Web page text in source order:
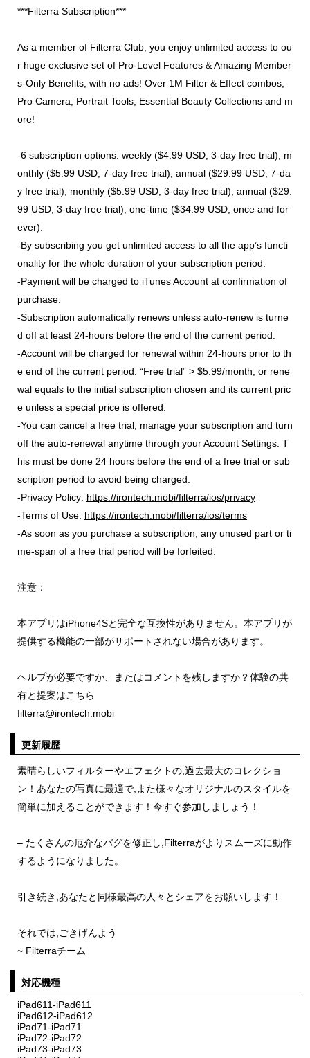
***Filterra Subscription***
As a member of Filterra Club, you enjoy unlimited access to ou
r huge exclusive set of Pro-Level Features & Amazing Member
s-Only Benefits, with no ads! Over 1M Filter & Effect combos,
Pro Camera, Portrait Tools, Essential Beauty Collections and m
ore!
-6 subscription options: weekly ($4.99 USD, 3-day free trial), m
onthly ($5.99 USD, 7-day free trial), annual ($29.99 USD, 7-da
y free trial), monthly ($5.99 USD, 3-day free trial), annual ($29.
99 USD, 3-day free trial), one-time ($34.99 USD, once and for
ever).
-By subscribing you get unlimited access to all the app’s functi
onality for the whole duration of your subscription period.
-Payment will be charged to iTunes Account at confirmation of
purchase.
-Subscription automatically renews unless auto-renew is turne
d off at least 24-hours before the end of the current period.
-Account will be charged for renewal within 24-hours prior to th
e end of the current period. “Free trial” > $5.99/month, or rene
wal equals to the initial subscription chosen and its current pric
e unless a special price is offered.
-You can cancel a free trial, manage your subscription and turn
off the auto-renewal anytime through your Account Settings. T
his must be done 24 hours before the end of a free trial or sub
scription period to avoid being charged.
-Privacy Policy: https://irontech.mobi/filterra/ios/privacy
-Terms of Use: https://irontech.mobi/filterra/ios/terms
-As soon as you purchase a subscription, any unused part or ti
me-span of a free trial period will be forfeited.
注意：
本アプリはiPhone4Sと完全な互換性がありません。本アプリが
提供する機能の一部がサポートされない場合があります。
ヘルプが必要ですか、またはコメントを残しますか？体験の共
有と提案はこちら
filterra@irontech.mobi
更新履歴
素晴らしいフィルターやエフェクトの,過去最大のコレクショ
ン！あなたの写真に最適で,また様々なオリジナルのスタイルを
簡単に加えることができます！今すぐ参加しましょう！
– たくさんの厄介なバグを修正し,Filterraがよりスムーズに動作
するようになりました。
引き続き,あなたと同様最高の人々とシェアをお願いします！
それでは,ごきげんよう
~ Filterraチーム
対応機種
iPad611-iPad611
iPad612-iPad612
iPad71-iPad71
iPad72-iPad72
iPad73-iPad73